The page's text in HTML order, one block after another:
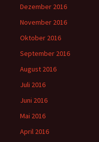
Dezember 2016
November 2016
Oktober 2016
September 2016
August 2016
Juli 2016
Juni 2016
Mai 2016
April 2016